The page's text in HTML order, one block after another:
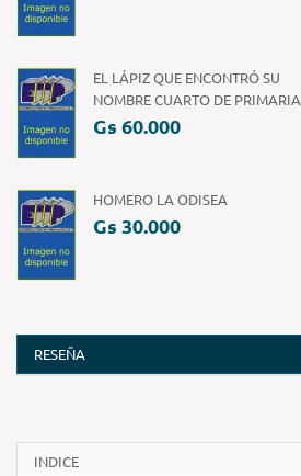
EL LÁPIZ QUE ENCONTRÓ SU
NOMBRE CUARTO DE PRIMARIA
Gs 60.000
HOMERO LA ODISEA
Gs 30.000
RESEÑA
INDICE